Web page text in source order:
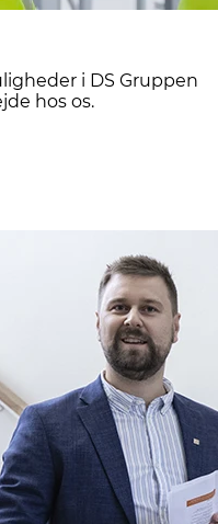
i DS Gruppen
hos os.